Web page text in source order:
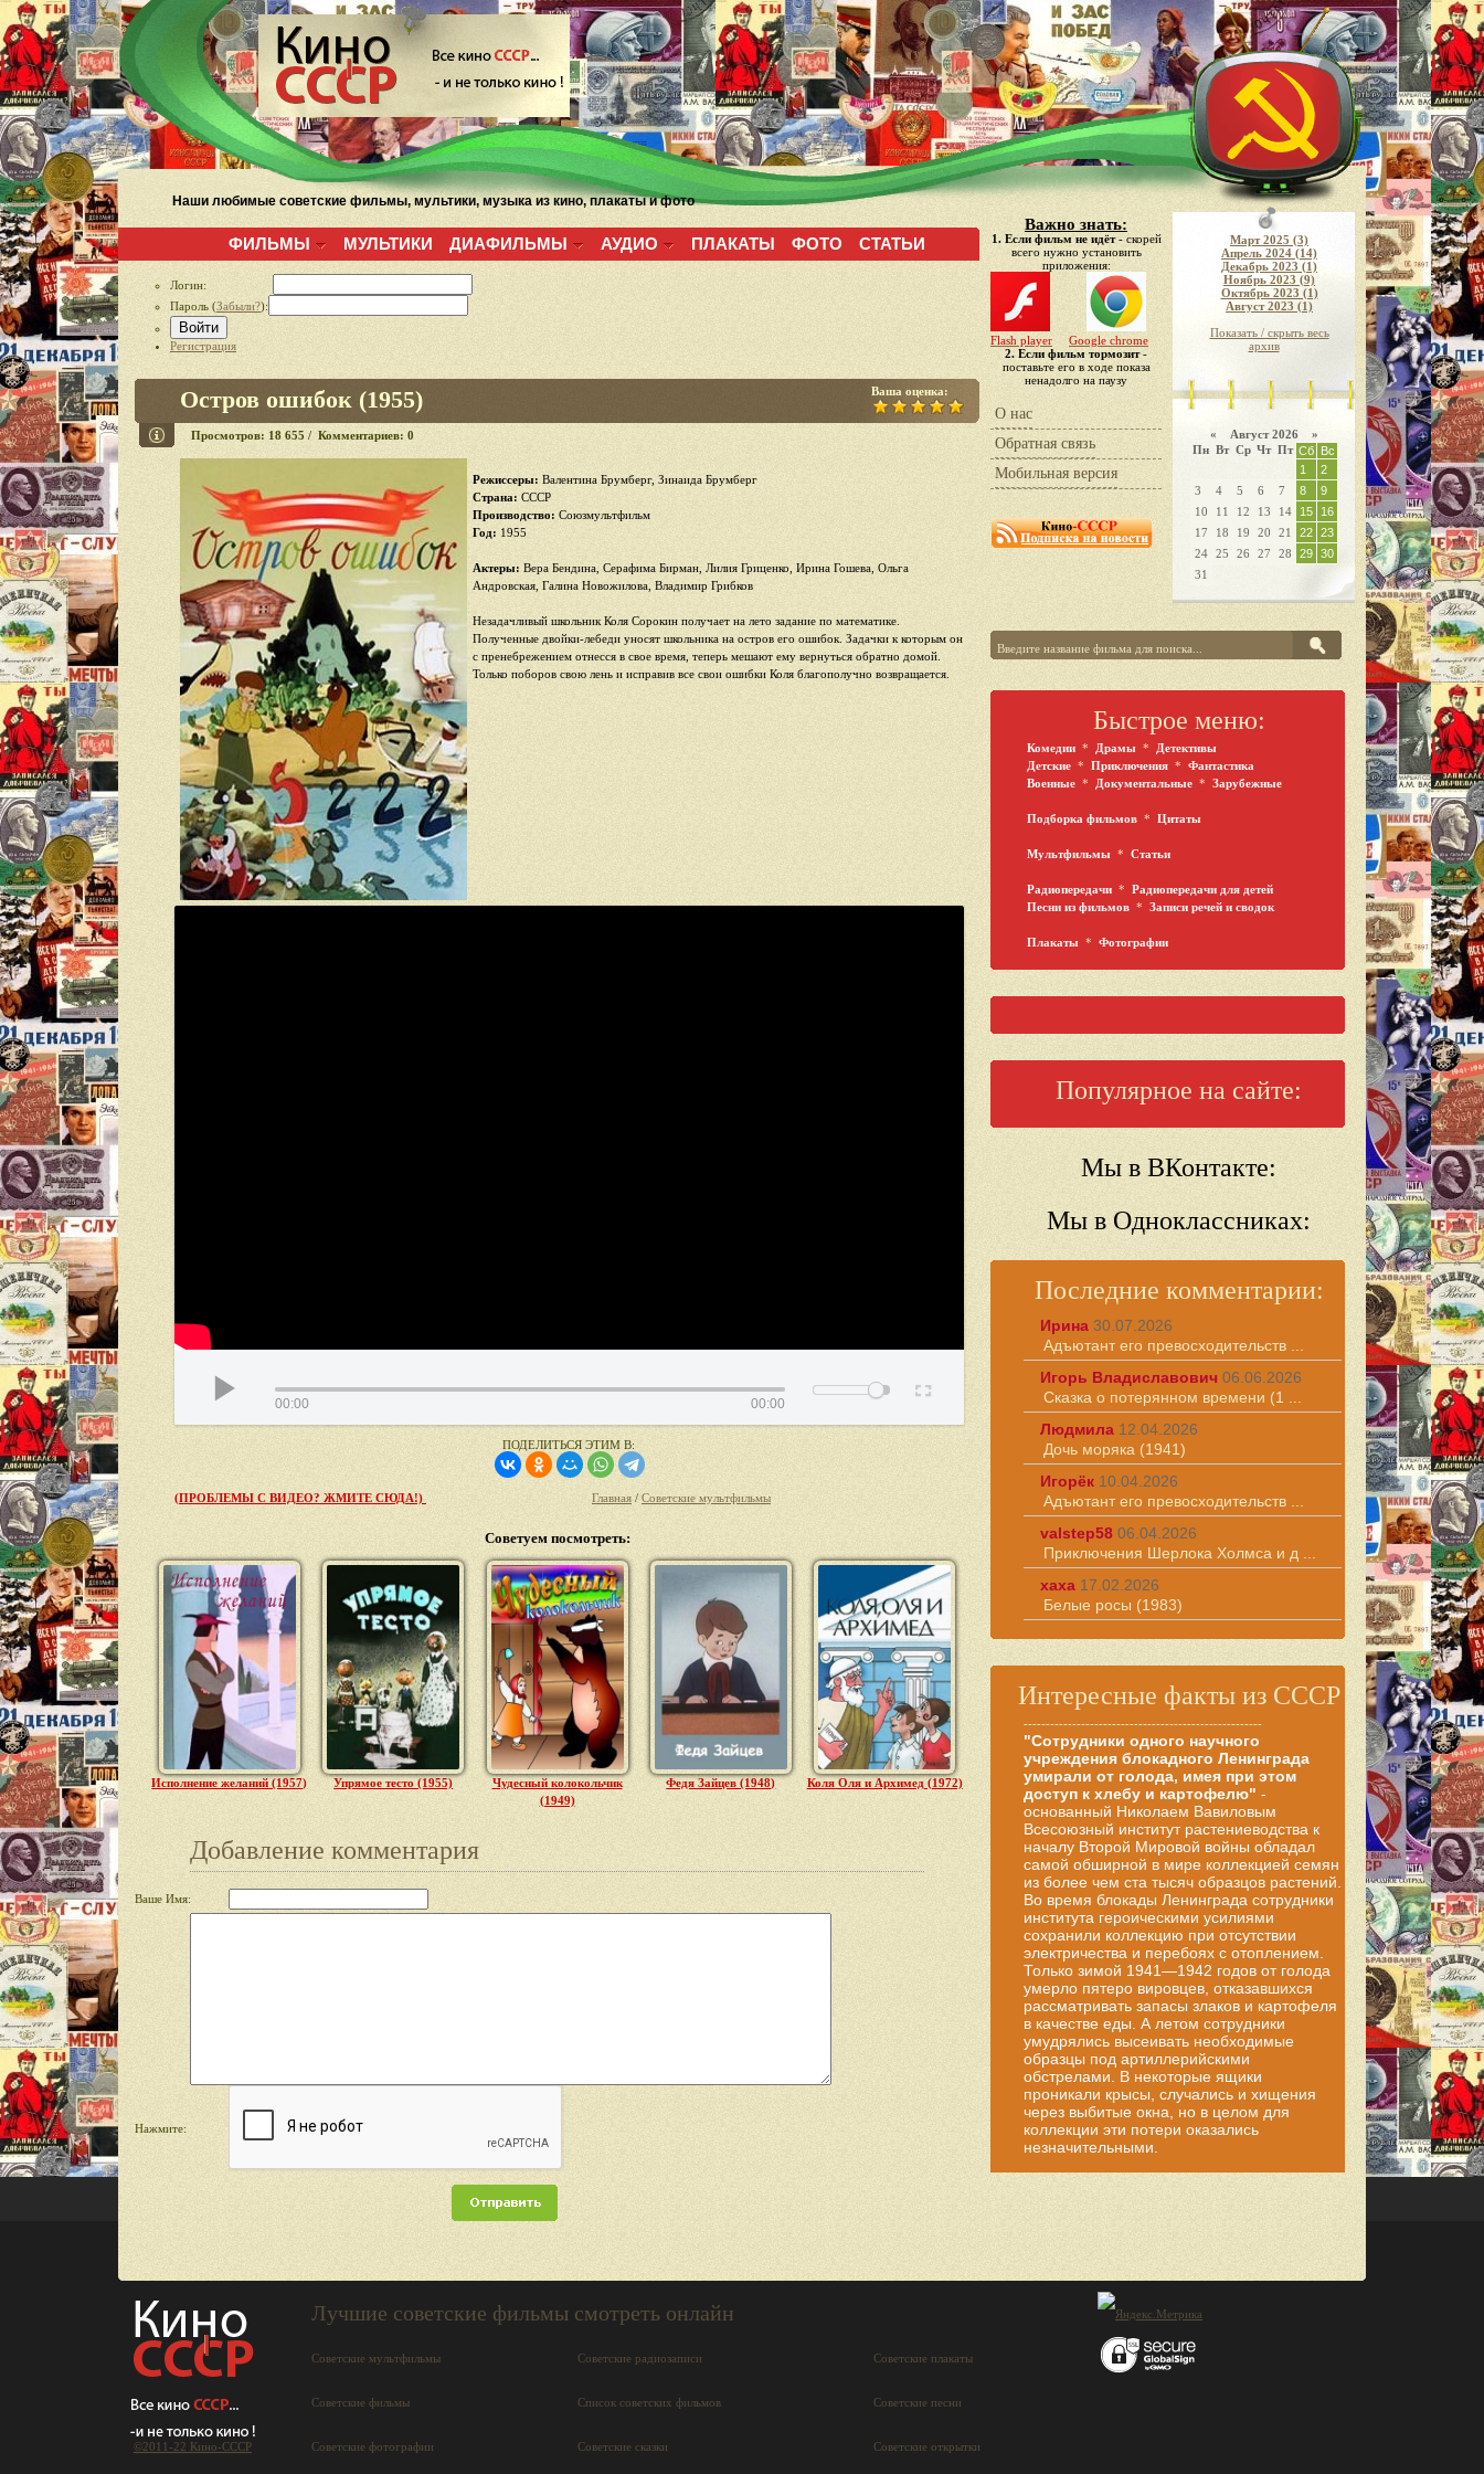
Наши любимые советские фильмы, мультики, музыка из кино, плакаты и фото
ФИЛЬМЫ МУЛЬТИКИ ДИАФИЛЬМЫ АУДИО ПЛАКАТЫ ФОТО СТАТЬИ
Логин:
Пароль (Забыли?):
Войти
Регистрация
Остров ошибок (1955) Ваша оценка:
Просмотров: 18 655 / Комментариев: 0
Режиссеры: Валентина Брумберг, Зинаида Брумберг
Страна: СССР
Производство: Союзмультфильм
Год: 1955
Актеры: Вера Бендина, Серафима Бирман, Лилия Гриценко, Ирина Гошева, Ольга
Андровская, Галина Новожилова, Владимир Грибков
Незадачливый школьник Коля Сорокин получает на лето задание по математике.
Полученные двойки-лебеди уносят школьника на остров его ошибок. Задачки к которым он
с пренебрежением отнесся в свое время, теперь мешают ему вернуться обратно домой.
Только поборов свою лень и исправив все свои ошибки Коля благополучно возвращается.
00:00 00:00
ПОДЕЛИТЬСЯ ЭТИМ В:
(ПРОБЛЕМЫ С ВИДЕО? ЖМИТЕ СЮДА!) Главная / Советские мультфильмы
Советуем посмотреть:
Исполнение желаний (1957) Упрямое тесто (1955)
Чудесный колокольчик
(1949)
Федя Зайцев (1948) Коля Оля и Архимед (1972)
Добавление комментария
Ваше Имя:
Нажмите:
Важно знать:
1. Если фильм не идёт- скорей
всего нужно установить
приложения:
Flash player
Google chrome
2. Если фильм тормозит-
поставьте его в ходе показа
ненадолго на паузу
О нас
Обратная связь
Мобильная версия
Март 2025 (3)
Апрель 2024 (14)
Декабрь 2023 (1)
Ноябрь 2023 (9)
Октябрь 2023 (1)
Август 2023 (1)
Показать / скрыть весь
архив
« Август 2026 »
Пн Вт Ср Чт Пт Сб Вс
1
2
3
4 5 6 7 8
9
10
11 12 13 14 15
16
17
18 19 20 21 22 23
24 25 26 27 28 29 30
31
Быстрое меню:
Комедии * Драмы *
Детективы
Детские * Приключения * Фантастика
Военные * Документальные * Зарубежные
Подборка фильмов * Цитаты
Мультфильмы * Статьи
Радиопередачи * Радиопередачи для детей
Песни из фильмов * Записи речей и сводок
Плакаты * Фотографии
Популярное на сайте:
Мы в ВКонтакте:
Мы в Одноклассниках:
Последние комментарии:
Ирина 30.07.2026
Адъютант его превосходительств ...
Игорь Владиславович 06.06.2026
Сказка о потерянном времени (1 ...
Людмила 12.04.2026
Дочь моряка (1941)
Игорёк 10.04.2026
Адъютант его превосходительств ...
valstep58 06.04.2026
Приключения Шерлока Холмса и д ...
хаха 17.02.2026
Белые росы (1983)
Интересные факты из СССР
------------------------------------------------------
"Сотрудники одного научного
учреждения блокадного Ленинграда
умирали от голода, имея при этом
доступ к хлебу и картофелю" -
основанный Николаем Вавиловым
Всесоюзный институт растениеводства к
началу Второй Мировой войны обладал
самой обширной в мире коллекцией семян
из более чем ста тысяч образцов растений.
Во время блокады Ленинграда сотрудники
института героическими усилиями
сохранили коллекцию при отсутствии
электричества и перебоях с отоплением.
Только зимой 1941—1942 годов от голода
умерло пятеро вировцев, отказавшихся
рассматривать запасы злаков и картофеля
в качестве еды. А летом сотрудники
умудрялись высеивать необходимые
образцы под артиллерийскими
обстрелами. В некоторые ящики
проникали крысы, случались и хищения
через выбитые окна, но в целом для
коллекции эти потери оказались
незначительными.
©2011-22 Кино-СCCР
Лучшие советские фильмы смотреть онлайн
Советские мультфильмы
Советские фильмы
Советские фотографии
Советские радиозаписи
Список советских фильмов
Советские сказки
Советские плакаты
Советские песни
Советские открытки